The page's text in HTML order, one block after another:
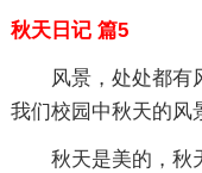
秋天日记 篇5
风景，处处都有
我们校园中秋天的风
秋天是美的，秋